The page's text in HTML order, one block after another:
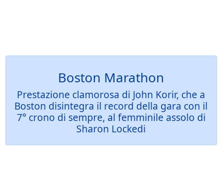
Boston Marathon
Prestazione clamorosa di John Korir, che a
Boston disintegra il record della gara con il
7° crono di sempre, al femminile assolo di
Sharon Lockedi